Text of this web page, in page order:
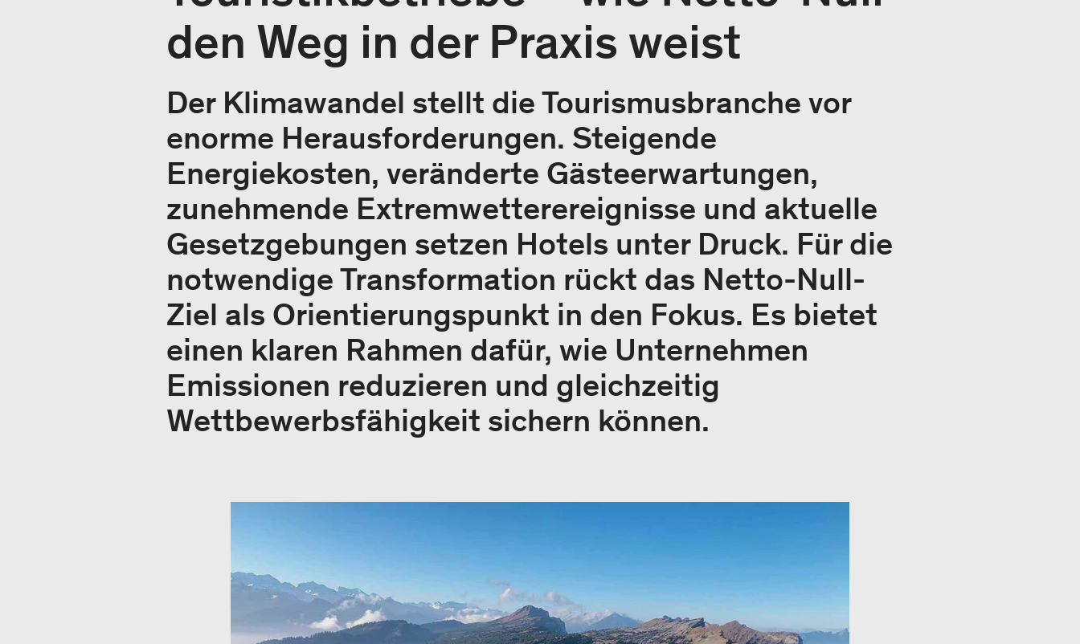
den Weg in der Praxis weist
Der Klimawandel stellt die Tourismusbranche vor
enorme Herausforderungen. Steigende
Energiekosten, veränderte Gästeerwartungen,
zunehmende Extremwetterereignisse und aktuelle
Gesetzgebungen setzen Hotels unter Druck. Für die
notwendige Transformation rückt das Netto-Null-
Ziel als Orientierungspunkt in den Fokus. Es bietet
einen klaren Rahmen dafür, wie Unternehmen
Emissionen reduzieren und gleichzeitig
Wettbewerbsfähigkeit sichern können.